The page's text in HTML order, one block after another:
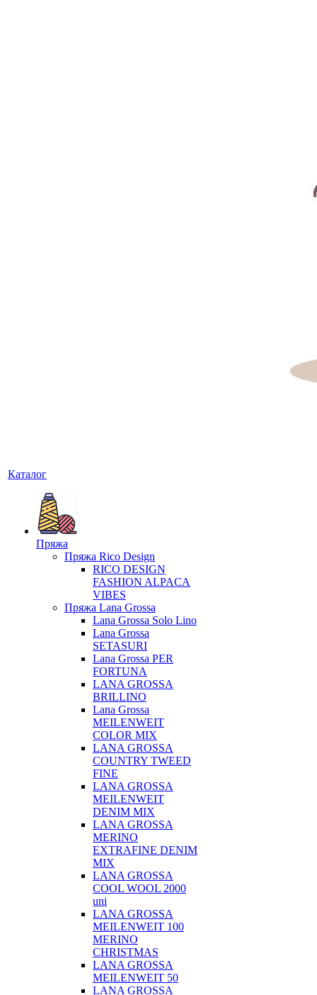
Каталог
Пряжа
Пряжа Rico Design
RICO DESIGN
FASHION ALPACA
VIBES
Пряжа Lana Grossa
Lana Grossa Solo Lino
Lana Grossa
SETASURI
Lana Grossa PER
FORTUNA
LANA GROSSA
BRILLINO
Lana Grossa
MEILENWEIT
COLOR MIX
LANA GROSSA
COUNTRY TWEED
FINE
LANA GROSSA
MEILENWEIT
DENIM MIX
LANA GROSSA
MERINO
EXTRAFINE DENIM
MIX
LANA GROSSA
COOL WOOL 2000
uni
LANA GROSSA
MEILENWEIT 100
MERINO
CHRISTMAS
LANA GROSSA
MEILENWEIT 50
LANA GROSSA